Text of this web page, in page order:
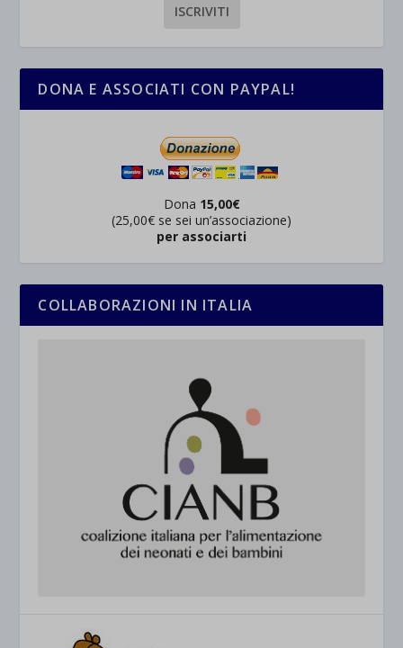
DONA E ASSOCIATI CON PAYPAL!
Dona 15,00€
(25,00€ se sei un’associazione)
per associarti
COLLABORAZIONI IN ITALIA